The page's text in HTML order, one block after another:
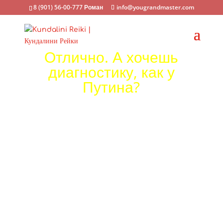
8 (901) 56-00-777 Роман info@yougrandmaster.com
Отлично. А хочешь
диагностику, как у
Путина?